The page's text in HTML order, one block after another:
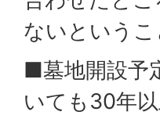
ないというこ
■墓地開設予
いても30年